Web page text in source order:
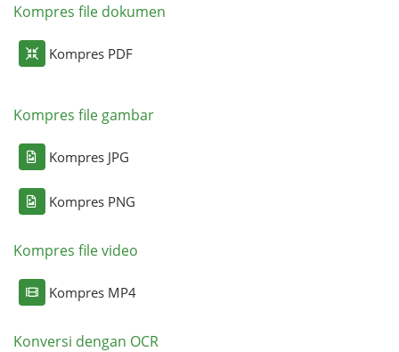
Kompres file dokumen
Kompres PDF
Kompres file gambar
Kompres JPG
Kompres PNG
Kompres file video
Kompres MP4
Konversi dengan OCR